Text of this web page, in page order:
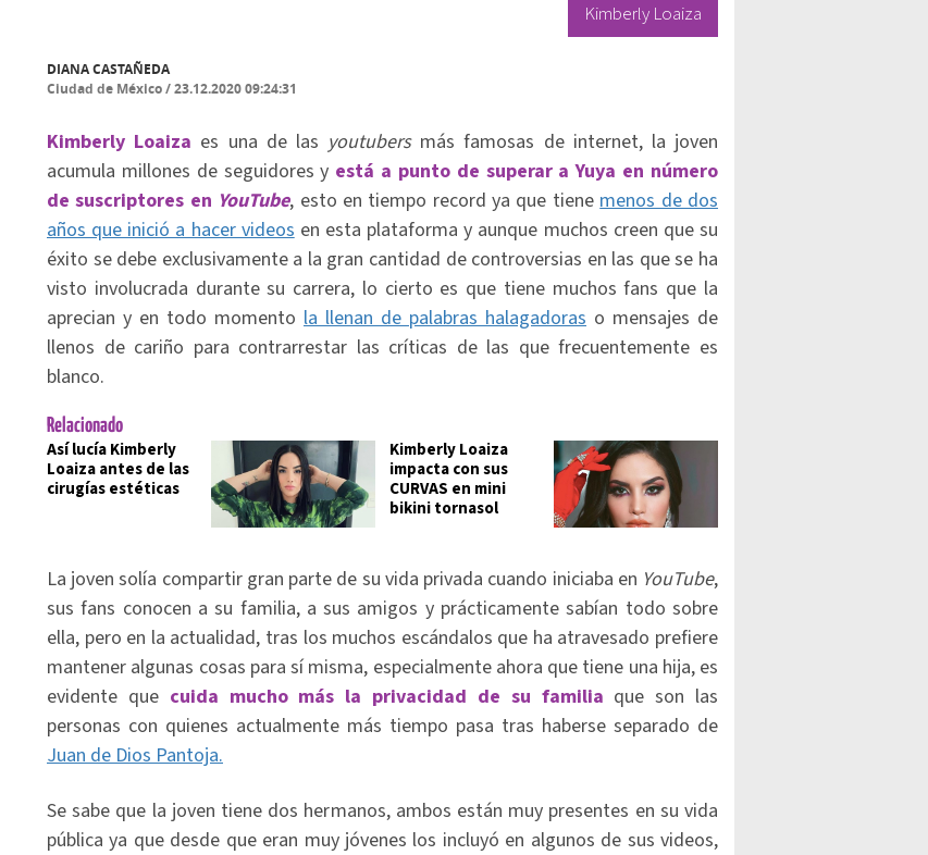
Kimberly Loaiza
DIANA CASTAÑEDA
Ciudad de México/23.12.2020 09:24:31
Kimberly Loaiza es una de las youtubers más famosas de internet, la joven
acumula millones de seguidores y está a punto de superar a Yuya en número
de suscriptores en YouTube, esto en tiempo record ya que tienemenos de dos
años que inició a hacer videosen esta plataforma y aunque muchos creen que su
éxito se debe exclusivamente a la gran cantidad de controversias en las que se ha
visto involucrada durante su carrera, lo cierto es que tiene muchos fans que la
aprecian y en todo momento la llenan de palabras halagadoras o mensajes de
llenos de cariño para contrarrestar las críticas de las que frecuentemente es
blanco.
Relacionado
Así lucía Kimberly
Loaiza antes de las
cirugías estéticas
Kimberly Loaiza
impacta con sus
CURVAS en mini
bikini tornasol
La joven solía compartir gran parte de su vida privada cuando iniciaba en YouTube,
sus fans conocen a su familia, a sus amigos y prácticamente sabían todo sobre
ella, pero en la actualidad, tras los muchos escándalos que ha atravesado prefiere
mantener algunas cosas para sí misma, especialmente ahora que tiene una hija, es
evidente que cuida mucho más la privacidad de su familia que son las
personas con quienes actualmente más tiempo pasa tras haberse separado de
Juan de Dios Pantoja.
Se sabe que la joven tiene dos hermanos, ambos están muy presentes en su vida
pública ya que desde que eran muy jóvenes los incluyó en algunos de sus videos,